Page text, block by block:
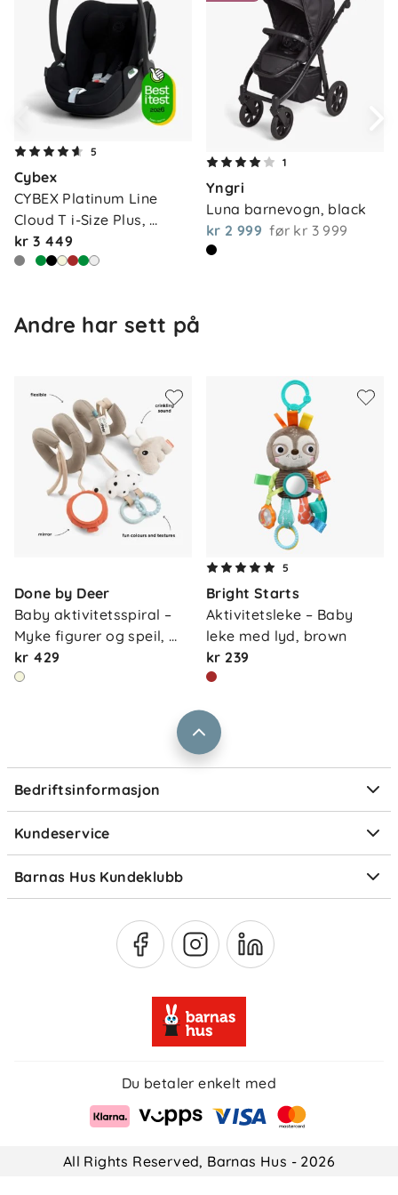
Vedlikehold
: Tørkes av med fuktig klut
5
Cybex
CYBEX Platinum Line
Cloud T i-Size Plus,
sepia…
kr 3 449
1
Yngri
Luna barnevogn, black
kr 2 999 før kr 3 999
Andre har sett på
Done by Deer
Baby aktivitetsspiral –
Myke figurer og speil,
sa…
kr 429
5
Bright Starts
Aktivitetsleke – Baby
leke med lyd, brown
kr 239
Bedriftsinformasjon
Våre butikker
Vårt samfunnsansvar
Jobbe i Barnas Hus
Størrelsesguider
Kundeservice
Frakt og levering
Retur og reklamasjon
Ofte stilte spørsmål
Om Klarna
Barnas Hus Kundeklubb
Medlemsvilkår
Du betaler enkelt med
All Rights Reserved, Barnas Hus - 2026